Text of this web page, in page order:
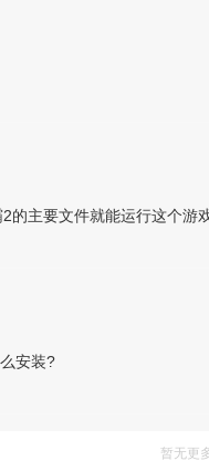
的主要文件就能运行这个游
安装?
暂无更